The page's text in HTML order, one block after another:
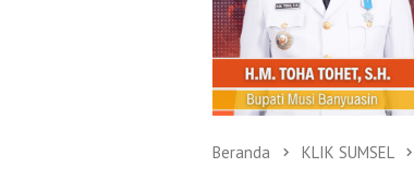
Beranda KLIK SUMSEL